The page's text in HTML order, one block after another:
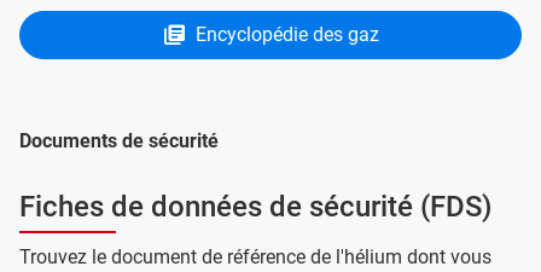
Encyclopédie des gaz
Documents de sécurité
Fiches de données de sécurité (FDS)
Trouvez le document de référence de l'hélium dont vous